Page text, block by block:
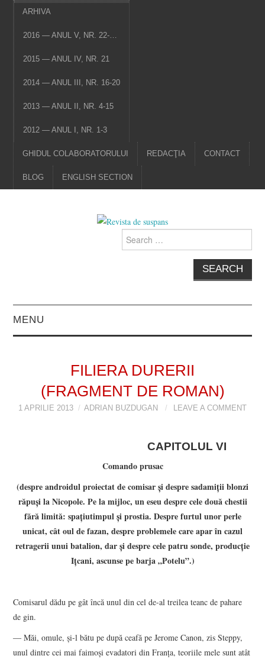
ARHIVA
2016 — ANUL V, NR. 22-…
2015 — ANUL IV, NR. 21
2014 — ANUL III, NR. 16-20
2013 — ANUL II, NR. 4-15
2012 — ANUL I, NR. 1-3
GHIDUL COLABORATORULUI REDACŢIA CONTACT
BLOG ENGLISH SECTION
Search
for:
MENU
POVESTIRI
FRAGMENT DE
ROMAN
POVESTIRI SCURTE
CONTRAPAGINI
CARTE & FILM
FILIERA DURERII
(FRAGMENT DE ROMAN)
1 APRILIE 2013 ADRIAN BUZDUGAN LEAVE A COMMENT
CAPITOLUL VI
Comando prusac
(despre androidul proiectat de comisar şi despre sadamiţii blonzi
răpuşi la Nicopole. Pe la mijloc, un eseu despre cele două chestii
fără limită: spaţiutimpul şi prostia. Despre furtul unor perle
unicat, cât oul de fazan, despre problemele care apar în cazul
retragerii unui batalion, dar şi despre cele patru sonde, producţie
Iţcani, ascunse pe barja „Potelu”.)
Comisarul dădu pe gât încă unul din cel de-al treilea teanc de pahare
de gin.
― Măi, omule, şi-l bătu pe după ceafă pe Jerome Canon, zis Steppy,
unul dintre cei mai faimoşi evadatori din Franţa, teoriile mele sunt atât